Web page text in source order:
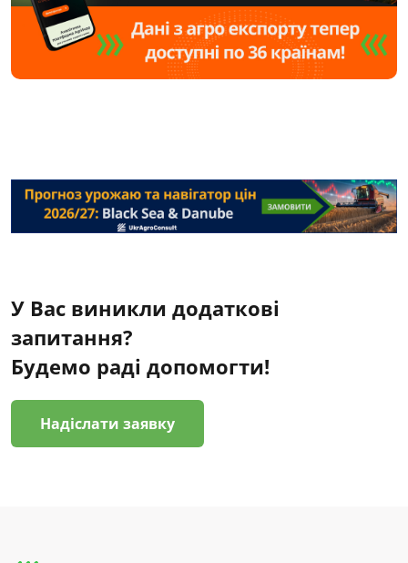
У Вас виникли додаткові
запитання?
Будемо раді допомогти!
Надіслати заявку